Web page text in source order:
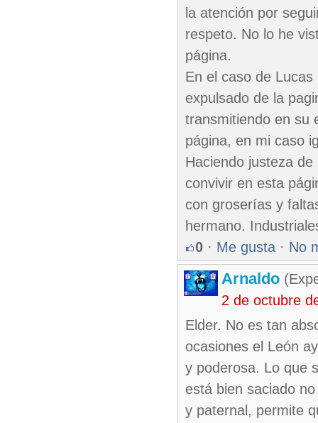
la atención por
respeto. No lo he
página.
En el caso de
expulsado de la
transmitiendo en su
página, en mi caso
Haciendo justeza
convivir en esta
con groserías y
hermano.
0 · Me gusta · No
Arnaldo
2 de octubre
Elder. No es tan
ocasiones el León
y poderosa. Lo que
está bien saciado
y paternal, permite